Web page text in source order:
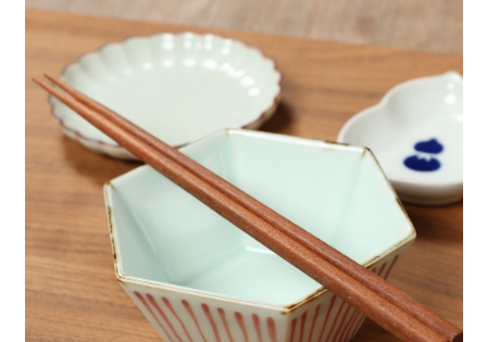
1.分期款項不併入電信帳單，「大哥付你分期」於每月結算日後寄送繳費提
2.透過簡訊連結打開帳單後，可選擇「超商條碼／台灣大直營門市／銀行轉
帳／街口支付／iPASS MONEY」等通路繳費。
【注意事項】
1.本服務係由「台灣大哥大股份有限公司」（以下簡稱本公司）所提供，讓
用戶於交易時，得透過本服務購買商品或服務，並由商店將買賣／分期付款
買賣價金債權讓與本公司後，依約使用本公司帳單繳交帳款。
2.基於同意付款使用「大哥付你分期」之契約關係目的，商店將以您的個人
資料（包含姓名、電話或地址）提供予台灣大哥大進項蒐集、處理及利用，
由本公司與您本人進行分期帳單所需資料之確認、核對及更正。
3.完整用戶服務條款，請詳閱以下連結：https://oppay.tw/userRule
【「AFTEE先享後付」結帳流程】
１．於結帳方式選擇「AFTEE先享後付」後，將跳轉至「AFTEE先享後付」
結帳頁面，進行簡訊認證並確認金額後，即可完成結帳。
２．訂單成立數日內，您將收到繳費通知簡訊。
３．收到繳費通知簡訊後14天內，點擊此簡訊中的連結，可透過四大超商／
ATM／網路銀行／等多元方式進行付款，方視為交易完成。
※ 請注意：結帳手續完成當下不需立刻繳費，但若您需要取消訂單，請聯絡
購買商品的店家。未經商家同意取消之訂單仍視為有效，需透過AFTEE先享
後付繳納相關費用。
※ 交易是否成功請以「AFTEE先享後付 」之結帳頁面顯示為準，若有關於
是否繳費成功／繳費後需取消欲退款等相關疑問，請聯繫「AFTEE先享後付
客戶支援中心」
https://netprotections.freshdesk.com/support/home
１．透過由恩沛科技股份有限公司提供之「AFTEE先享後付」服務完成之交
易，需依本服務之必要範圍內提供個人資料，並將交易相關給付款項請求債
權轉讓予恩沛科技股份有限公司。
付款後 全家取貨
每筆NT$80，滿NT$1,500(含以上)免運費
7-11 取貨付款
每筆NT$80，滿NT$1,500(含以上)免運費
付款後 7-11取貨
每筆NT$80，滿NT$1,500(含以上)免運費
宅配
每筆NT$80，滿NT$1,500(含以上)免運費